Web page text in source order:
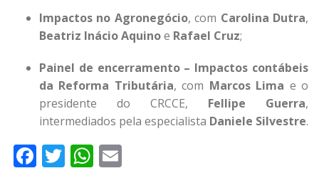
Impactos no Agronegócio, com Carolina Dutra,
Beatriz Inácio Aquinoe Rafael Cruz;
Painel de encerramento – Impactos contábeis
da Reforma Tributária, com Marcos Lima e o
presidente do CRCCE, Fellipe Guerra,
intermediados pela especialista Daniele Silvestre.
Facebook
TwitterWhatsApp